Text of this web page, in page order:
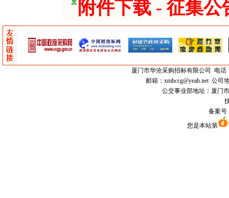
附件下载 - 征集公
厦门市华沧采购招标有限公司
电话
邮箱： xmhccg@yeah.net公司地
公交事业部地址：厦门
备案
您是本站第